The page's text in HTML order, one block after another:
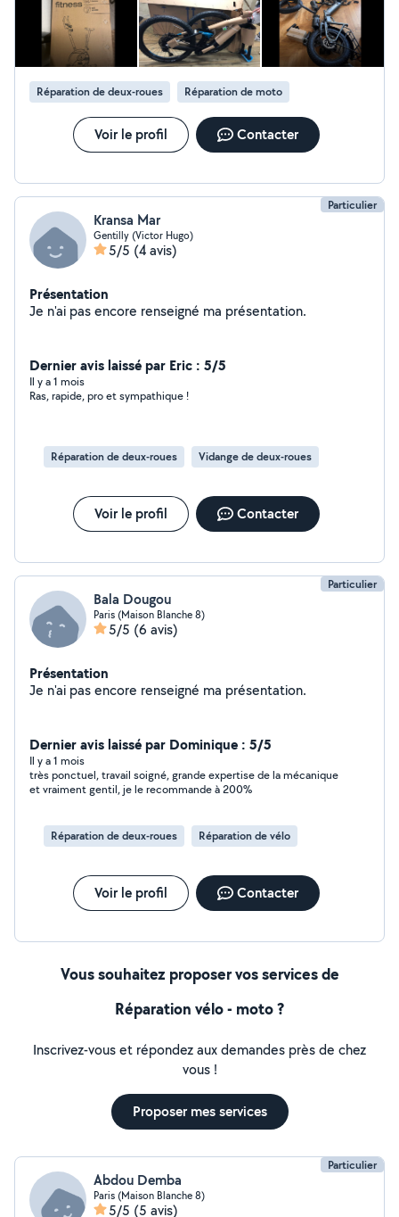
Réparation de deux-roues Réparation de moto
Voir le profil Contacter
Particulier
Kransa Mar
Gentilly (Victor Hugo)
5/5 (4 avis)
Présentation
Je n'ai pas encore renseigné ma présentation.
Dernier avis laissé par Eric : 5/5
Il y a 1 mois
Ras, rapide, pro et sympathique !
Réparation de deux-roues Vidange de deux-roues
Voir le profil Contacter
Particulier
Bala Dougou
Paris (Maison Blanche 8)
5/5 (6 avis)
Présentation
Je n'ai pas encore renseigné ma présentation.
Dernier avis laissé par Dominique : 5/5
Il y a 1 mois
très ponctuel, travail soigné, grande expertise de la mécanique
et vraiment gentil, je le recommande à 200%
Réparation de deux-roues Réparation de vélo
Voir le profil Contacter
Vous souhaitez proposer vos services de
Réparation vélo - moto ?
Inscrivez-vous et répondez aux demandes près de chez
vous !
Proposer mes services
Particulier
Abdou Demba
Paris (Maison Blanche 8)
5/5 (5 avis)